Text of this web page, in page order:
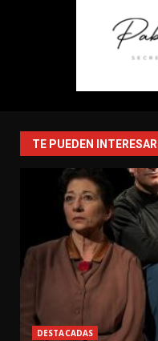
TE PUEDEN INTERESAR
DESTACADAS